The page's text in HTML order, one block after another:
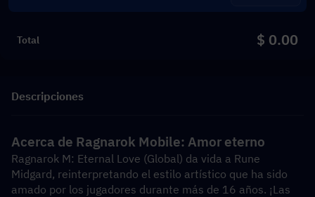
Total $ 0.00
Descripciones
Acerca de Ragnarok Mobile: Amor eterno
Ragnarok M: Eternal Love (Global) da vida a Rune
Midgard, reinterpretando el estilo artístico que ha sido
amado por los jugadores durante más de 16 años. ¡Las